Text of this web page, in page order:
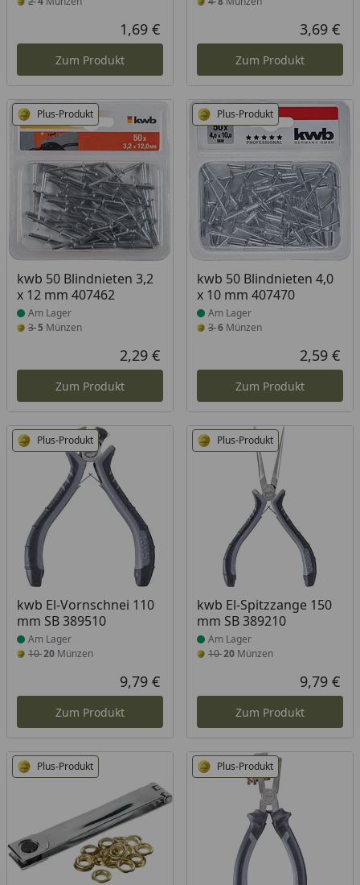
Aktueller Preis
1,69 €
Zum Produkt
3,69 €
Zum Produkt
Plus-Produkt
kwb 50 Blindnieten 3,2
x 12 mm 407462
Produkt am Lager
Am Lager
35 Münzen
Aktueller Preis
2,29 €
Zum Produkt
Plus-Produkt
kwb 50 Blindnieten 4,0
x 10 mm 407470
Produkt am Lager
Am Lager
36Münzen
2,59 €
Zum Produkt
Plus-Produkt
kwb El-Vornschnei 110
mm SB 389510
Produkt am Lager
Am Lager
1020 Münzen
Aktueller Preis
9,79 €
Zum Produkt
Plus-Produkt
kwb El-Spitzzange 150
mm SB 389210
Produkt am Lager
Am Lager
1020Münzen
9,79 €
Zum Produkt
Plus-Produkt Plus-Produkt